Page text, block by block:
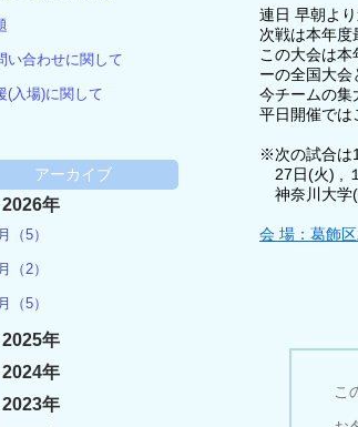
連日 早朝よ
次戦は本年度
この大会は
ーの全国大会
今チームの集
平日開催では
※次の試合は
27日(火) ,
神奈川大学
会 場：葛飾
こ
い合わせに関して
(入場)に関して
アーカイブ
2026年
（5）
（2）
（5）
2025年
2024年
2023年